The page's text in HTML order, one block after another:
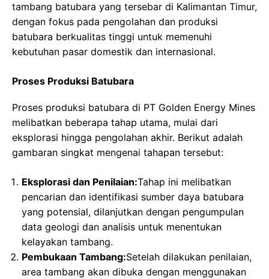
tambang batubara yang tersebar di Kalimantan Timur,
dengan fokus pada pengolahan dan produksi
batubara berkualitas tinggi untuk memenuhi
kebutuhan pasar domestik dan internasional.
Proses Produksi Batubara
Proses produksi batubara di PT Golden Energy Mines
melibatkan beberapa tahap utama, mulai dari
eksplorasi hingga pengolahan akhir. Berikut adalah
gambaran singkat mengenai tahapan tersebut:
Eksplorasi dan Penilaian:Tahap ini melibatkan
pencarian dan identifikasi sumber daya batubara
yang potensial, dilanjutkan dengan pengumpulan
data geologi dan analisis untuk menentukan
kelayakan tambang.
Pembukaan Tambang:Setelah dilakukan penilaian,
area tambang akan dibuka dengan menggunakan